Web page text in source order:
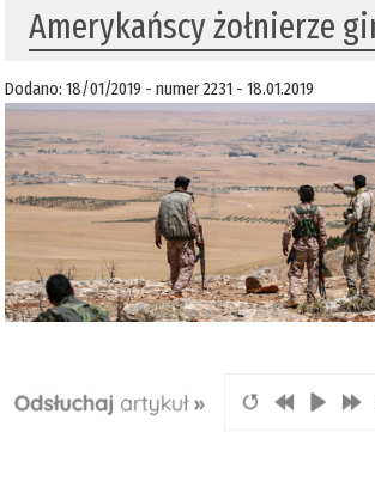
Amerykańscy żołnierze
Dodano: 18/01/2019 - numer 2231 - 18.01.2019